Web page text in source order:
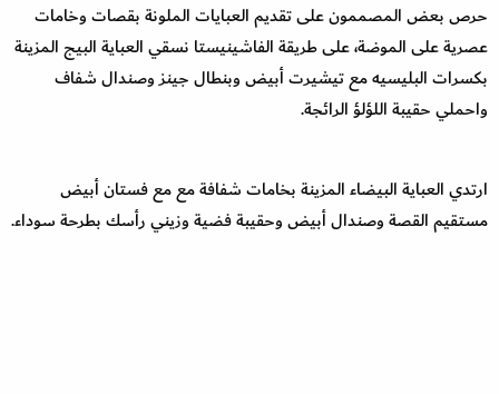
حرص بعض المصممون على تقديم العبايات الملونة بقصات وخامات
عصرية على الموضة، على طريقة الفاشينيستا نسقي العباية البيج المزينة
بكسرات البليسيه مع تيشيرت أبيض وبنطال جينز وصندال شفاف
واحملي حقيبة اللؤلؤ الرائجة.
ارتدي العباية البيضاء المزينة بخامات شفافة مع مع فستان أبيض
مستقيم القصة وصندال أبيض وحقيبة فضية وزيني رأسك بطرحة سوداء.